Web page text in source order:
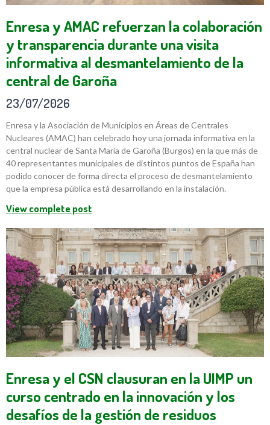
Enresa y AMAC refuerzan la colaboración
y transparencia durante una visita
informativa al desmantelamiento de la
central de Garoña
23/07/2026
Enresa y la Asociación de Municipios en Áreas de Centrales
Nucleares (AMAC) han celebrado hoy una jornada informativa en la
central nuclear de Santa María de Garoña (Burgos) en la que más de
40 representantes municipales de distintos puntos de España han
podido conocer de forma directa el proceso de desmantelamiento
que la empresa pública está desarrollando en la instalación.
View complete post
Enresa y el CSN clausuran en la UIMP un
curso centrado en la innovación y los
desafíos de la gestión de residuos